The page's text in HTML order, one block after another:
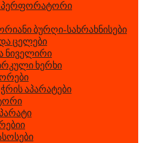
ბურღი-სახრახნისები
ცელები
ნიველირი
ხერხი
აპარატები